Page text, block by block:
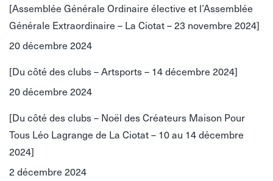
[Assemblée Générale Ordinaire élective et l’Assemblée
Générale Extraordinaire – La Ciotat – 23 novembre 2024]
20 décembre 2024
[Du côté des clubs – Artsports – 14 décembre 2024]
20 décembre 2024
[Du côté des clubs – Noël des Créateurs Maison Pour
Tous Léo Lagrange de La Ciotat – 10 au 14 décembre
2024]
2 décembre 2024